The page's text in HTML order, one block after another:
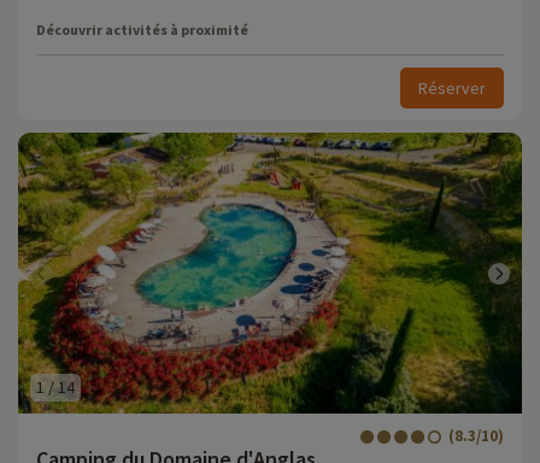
Découvrir activités à proximité
Réserver
1 /14
(8.3/10)